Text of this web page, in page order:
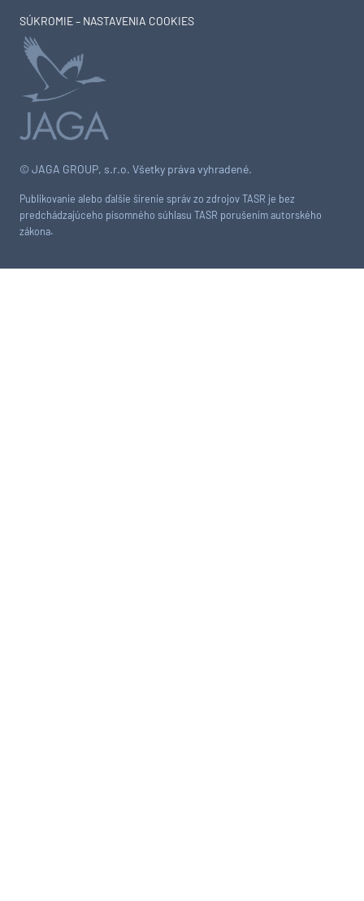
© JAGA GROUP, s.r.o. Všetky práva vyhradené.
Publikovanie alebo ďalšie šírenie správ zo zdrojov TASR je bez
predchádzajúceho písomného súhlasu TASR porušením autorského
zákona.
SÚKROMIE – NASTAVENIA COOKIES